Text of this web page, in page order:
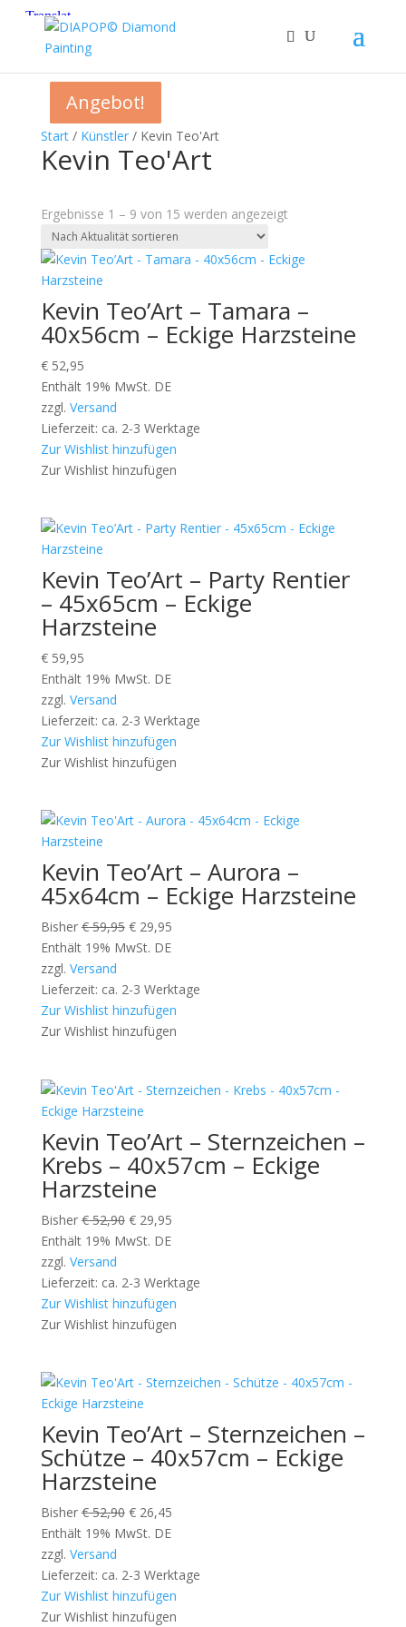
Start/ Künstler/ Kevin Teo'Art
Kevin Teo'Art
Ergebnisse 1 – 9 von 15 werden angezeigtNach
sortiert
Kevin Teo’Art – Tamara –
40x56cm – Eckige Harzsteine
€52,95
Enthält 19% MwSt. DE
zzgl. Versand
Lieferzeit: ca. 2-3 Werktage
Zur Wishlist hinzufügen
Zur Wishlist hinzufügen
Kevin Teo’Art – Party Rentier
– 45x65cm – Eckige
Harzsteine
€59,95
Enthält 19% MwSt. DE
zzgl. Versand
Lieferzeit: ca. 2-3 Werktage
Zur Wishlist hinzufügen
Zur Wishlist hinzufügen
Angebot!
Kevin Teo’Art – Aurora –
45x64cm – Eckige Harzsteine
Bisher €59,95 Ursprünglicher
Preis
€ 59,95
€29,95Aktueller
Preis
€ 29,95.
Enthält 19% MwSt. DE
zzgl. Versand
Lieferzeit: ca. 2-3 Werktage
Zur Wishlist hinzufügen
Zur Wishlist hinzufügen
Angebot!
Kevin Teo’Art – Sternzeichen –
Krebs – 40x57cm – Eckige
Harzsteine
Bisher €52,90 Ursprünglicher
Preis
€ 52,90
€29,95Aktueller
Preis
€ 29,95.
Enthält 19% MwSt. DE
zzgl. Versand
Lieferzeit: ca. 2-3 Werktage
Zur Wishlist hinzufügen
Zur Wishlist hinzufügen
Angebot!
Kevin Teo’Art – Sternzeichen –
Schütze – 40x57cm – Eckige
Harzsteine
Bisher €52,90 Ursprünglicher
Preis
€ 52,90
€26,45Aktueller
Preis
€ 26,45.
Enthält 19% MwSt. DE
zzgl. Versand
Lieferzeit: ca. 2-3 Werktage
Zur Wishlist hinzufügen
Zur Wishlist hinzufügen
Angebot!
Angebot!
Angebot!
Angebot!